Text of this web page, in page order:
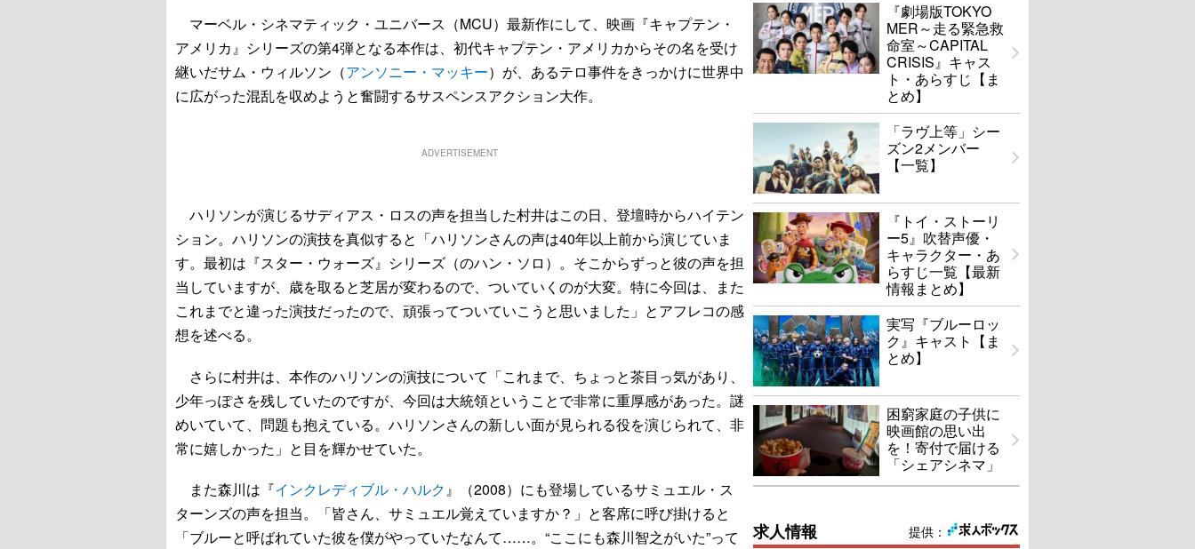
マーベル・シネマティック・ユニバース（MCU）最新作にして、映画『キャプテン・
アメリカ』シリーズの第4弾となる本作は、初代キャプテン・アメリカからその名を受け
継いだサム・ウィルソン（アンソニー・マッキー）が、あるテロ事件をきっかけに世界中
に広がった混乱を収めようと奮闘するサスペンスアクション大作。
ADVERTISEMENT
ハリソンが演じるサディアス・ロスの声を担当した村井はこの日、登壇時からハイテン
ション。ハリソンの演技を真似すると「ハリソンさんの声は40年以上前から演じていま
す。最初は『スター・ウォーズ』シリーズ（のハン・ソロ）。そこからずっと彼の声を担
当していますが、歳を取ると芝居が変わるので、ついていくのが大変。特に今回は、また
これまでと違った演技だったので、頑張ってついていこうと思いました」とアフレコの感
想を述べる。
さらに村井は、本作のハリソンの演技について「これまで、ちょっと茶目っ気があり、
少年っぽさを残していたのですが、今回は大統領ということで非常に重厚感があった。謎
めいていて、問題も抱えている。ハリソンさんの新しい面が見られる役を演じられて、非
常に嬉しかった」と目を輝かせていた。
また森川は『インクレディブル・ハルク』（2008）にも登場しているサミュエル・ス
ターンズの声を担当。「皆さん、サミュエル覚えていますか？」と客席に呼び掛けると
「ブルーと呼ばれていた彼を僕がやっていたなんて……。“ここにも森川智之がいた”って
『劇場版TOKYO
MER～走る緊急救
命室～CAPITAL
CRISIS』キャス
ト・あらすじ【ま
とめ】
「ラヴ上等」シー
ズン2メンバー
【一覧】
『トイ・ストーリ
ー5』吹替声優・
キャラクター・あ
らすじ一覧【最新
情報まとめ】
実写『ブルーロッ
ク』キャスト【ま
とめ】
困窮家庭の子供に
映画館の思い出
を！寄付で届ける
「シェアシネマ」
提供：
求人情報